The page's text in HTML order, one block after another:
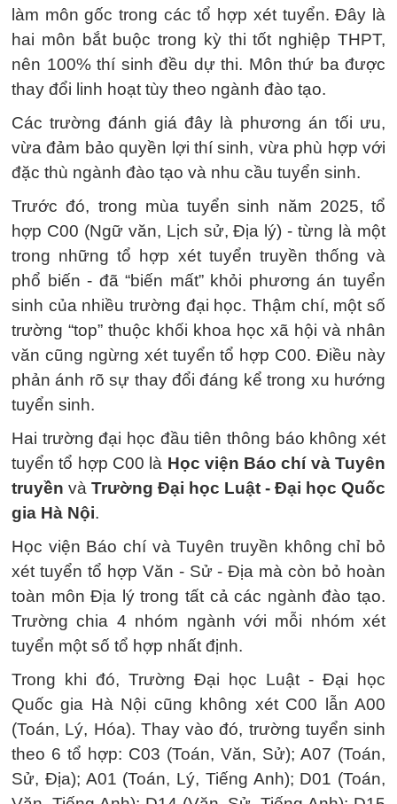
làm môn gốc trong các tổ hợp xét tuyển. Đây là
hai môn bắt buộc trong kỳ thi tốt nghiệp THPT,
nên 100% thí sinh đều dự thi. Môn thứ ba được
thay đổi linh hoạt tùy theo ngành đào tạo.
Các trường đánh giá đây là phương án tối ưu,
vừa đảm bảo quyền lợi thí sinh, vừa phù hợp với
đặc thù ngành đào tạo và nhu cầu tuyển sinh.
Trước đó, trong mùa tuyển sinh năm 2025, tổ
hợp C00 (Ngữ văn, Lịch sử, Địa lý) - từng là một
trong những tổ hợp xét tuyển truyền thống và
phổ biến - đã “biến mất” khỏi phương án tuyển
sinh của nhiều trường đại học. Thậm chí, một số
trường “top” thuộc khối khoa học xã hội và nhân
văn cũng ngừng xét tuyển tổ hợp C00. Điều này
phản ánh rõ sự thay đổi đáng kể trong xu hướng
tuyển sinh.
Hai trường đại học đầu tiên thông báo không xét
tuyển tổ hợp C00 là Học viện Báo chí và Tuyên
truyền và Trường Đại học Luật - Đại học Quốc
gia Hà Nội.
Học viện Báo chí và Tuyên truyền không chỉ bỏ
xét tuyển tổ hợp Văn - Sử - Địa mà còn bỏ hoàn
toàn môn Địa lý trong tất cả các ngành đào tạo.
Trường chia 4 nhóm ngành với mỗi nhóm xét
tuyển một số tổ hợp nhất định.
Trong khi đó, Trường Đại học Luật - Đại học
Quốc gia Hà Nội cũng không xét C00 lẫn A00
(Toán, Lý, Hóa). Thay vào đó, trường tuyển sinh
theo 6 tổ hợp: C03 (Toán, Văn, Sử); A07 (Toán,
Sử, Địa); A01 (Toán, Lý, Tiếng Anh); D01 (Toán,